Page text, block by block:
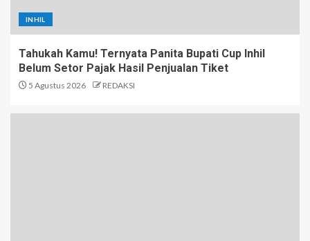
INHIL
Tahukah Kamu! Ternyata Panita Bupati Cup Inhil
Belum Setor Pajak Hasil Penjualan Tiket
5 Agustus 2026 REDAKSI